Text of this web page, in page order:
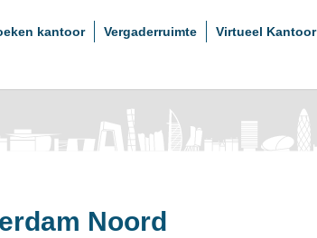
kantoor Vergaderruimte Virtueel Kantoor
Noord